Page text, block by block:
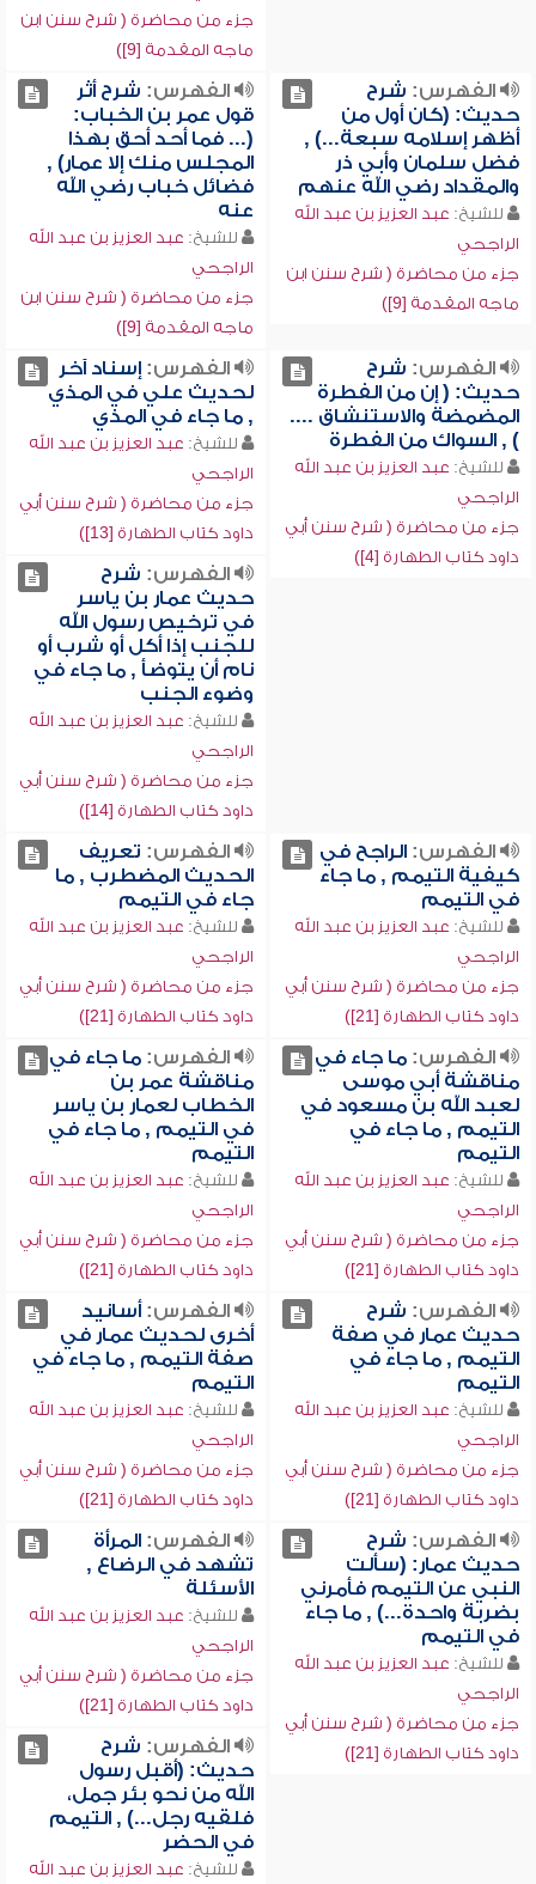
جزء من محاضرة ( شرح سنن ابن
ماجه المقدمة [9])
الفهرس: شرح
حديث: (كان أول من
أظهر إسلامه سبعة...) ,
فضل سلمان وأبي ذر
والمقداد رضي الله عنهم
للشيخ: عبد العزيز بن عبد الله
الراجحي
جزء من محاضرة ( شرح سنن ابن
ماجه المقدمة [9])
الفهرس: شرح أثر
قول عمر بن الخباب:
(... فما أحد أحق بهذا
المجلس منك إلا عمار) ,
فضائل خباب رضي الله
عنه
للشيخ: عبد العزيز بن عبد الله
الراجحي
جزء من محاضرة ( شرح سنن ابن
ماجه المقدمة [9])
الفهرس: شرح
حديث: ( إن من الفطرة
المضمضة والاستنشاق ....
) , السواك من الفطرة
للشيخ: عبد العزيز بن عبد الله
الراجحي
جزء من محاضرة ( شرح سنن أبي
داود كتاب الطهارة [4])
الفهرس:إسناد آخر
لحديث علي في المذي
, ما جاء في المذي
للشيخ: عبد العزيز بن عبد الله
الراجحي
جزء من محاضرة ( شرح سنن أبي
داود كتاب الطهارة [13])
الفهرس: شرح
حديث عمار بن ياسر
في ترخيص رسول الله
للجنب إذا أكل أو شرب أو
نام أن يتوضأ , ما جاء في
وضوء الجنب
للشيخ: عبد العزيز بن عبد الله
الراجحي
جزء من محاضرة ( شرح سنن أبي
داود كتاب الطهارة [14])
الفهرس:الراجح في
كيفية التيمم , ما جاء
في التيمم
للشيخ: عبد العزيز بن عبد الله
الراجحي
جزء من محاضرة ( شرح سنن أبي
داود كتاب الطهارة [21])
الفهرس: تعريف
الحديث المضطرب , ما
جاء في التيمم
للشيخ: عبد العزيز بن عبد الله
الراجحي
جزء من محاضرة ( شرح سنن أبي
داود كتاب الطهارة [21])
الفهرس:ما جاء في
مناقشة أبي موسى
لعبد الله بن مسعود في
التيمم , ما جاء في
التيمم
للشيخ: عبد العزيز بن عبد الله
الراجحي
جزء من محاضرة ( شرح سنن أبي
داود كتاب الطهارة [21])
الفهرس:ما جاء في
مناقشة عمر بن
الخطاب لعمار بن ياسر
في التيمم , ما جاء في
التيمم
للشيخ: عبد العزيز بن عبد الله
الراجحي
جزء من محاضرة ( شرح سنن أبي
داود كتاب الطهارة [21])
الفهرس: شرح
حديث عمار في صفة
التيمم , ما جاء في
التيمم
للشيخ: عبد العزيز بن عبد الله
الراجحي
جزء من محاضرة ( شرح سنن أبي
داود كتاب الطهارة [21])
الفهرس:أسانيد
أخرى لحديث عمار في
صفة التيمم , ما جاء في
التيمم
للشيخ: عبد العزيز بن عبد الله
الراجحي
جزء من محاضرة ( شرح سنن أبي
داود كتاب الطهارة [21])
الفهرس: شرح
حديث عمار: (سألت
النبي عن التيمم فأمرني
بضربة واحدة...) , ما جاء
في التيمم
للشيخ: عبد العزيز بن عبد الله
الراجحي
جزء من محاضرة ( شرح سنن أبي
داود كتاب الطهارة [21])
الفهرس:المرأة
تشهد في الرضاع ,
الأسئلة
للشيخ: عبد العزيز بن عبد الله
الراجحي
جزء من محاضرة ( شرح سنن أبي
داود كتاب الطهارة [21])
الفهرس: شرح
حديث: (أقبل رسول
الله من نحو بئر جمل،
فلقيه رجل...) , التيمم
في الحضر
للشيخ: عبد العزيز بن عبد الله